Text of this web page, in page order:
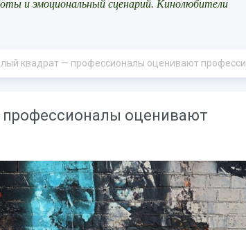
и эмоциональный сценарий. Кинолюбители
— профессионалы оценивают профессионалов» - «Интервью»
оценивают